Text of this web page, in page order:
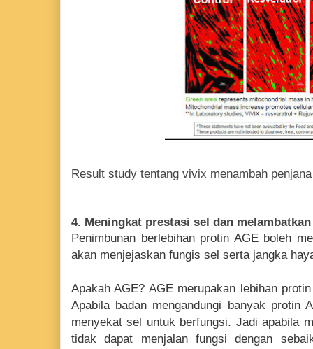
Result study tentang vivix menambah
4. Meningkat prestasi sel dan
Penimbunan berlebihan protin AGE boleh
akan menjejaskan fungis sel serta jangka
Apakah AGE? AGE merupakan lebihan
Apabila badan mengandungi banyak protin
menyekat sel untuk berfungsi. Jadi apabila
tidak dapat menjalan fungsi dengan